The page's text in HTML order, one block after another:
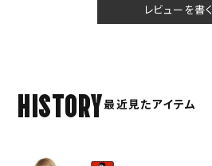
レビューを書く
HISTORY最近見たアイテム